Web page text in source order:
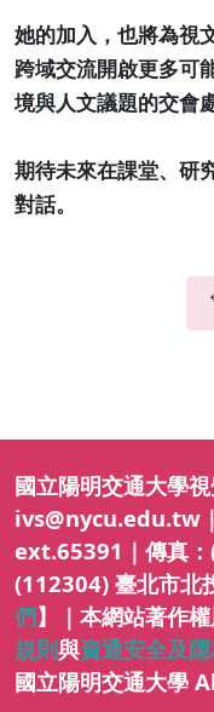
她的加入，也將為視
跨域交流開啟更多可
境與人文議題的交會
期待未來在課堂、研
對話。
國立陽明交通大學
ivs@nycu.edu.tw
ext.65391｜傳真
(112304) 臺北市北
們】｜本網站著作
規則與資通安全及
國立陽明交通大學